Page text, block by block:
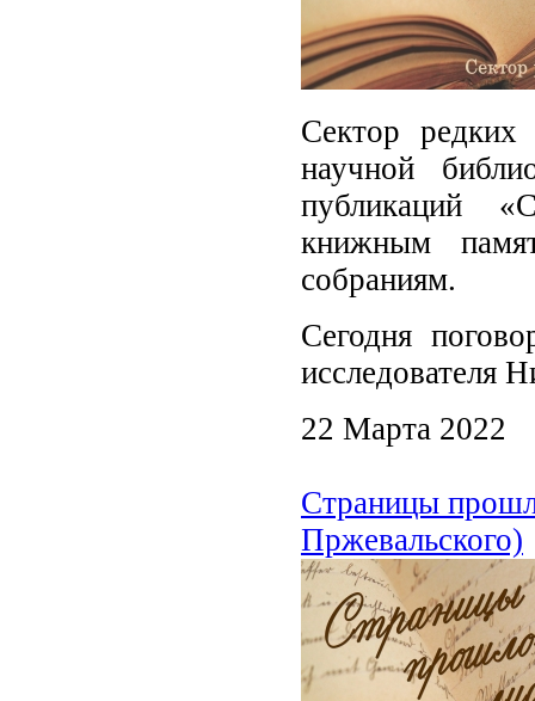
Сектор редких
научной
публикаций
книжным
собраниям.
Сегодня
22 Марта 2022
Страницы
Пржевальского)